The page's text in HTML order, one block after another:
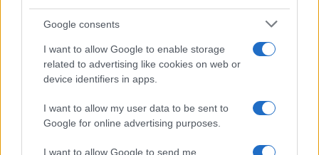
Google consents
I want to allow Google to enable storage
related to advertising like cookies on web or
device identifiers in apps.
I want to allow my user data to be sent to
Google for online advertising purposes.
I want to allow Google to send me
Investeren 24